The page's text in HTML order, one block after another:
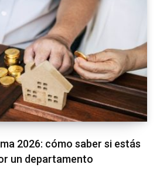
2026: cómo saber si estás
un departamento